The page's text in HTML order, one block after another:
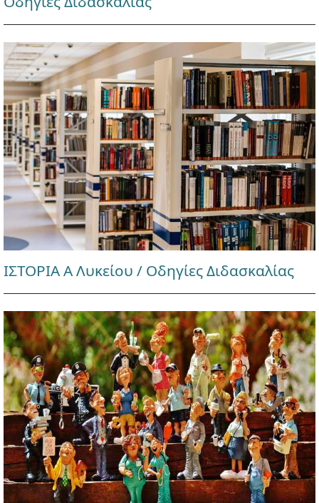
ΙΣΤΟΡΙΑ Α Λυκείου / Οδηγίες Διδασκαλίας